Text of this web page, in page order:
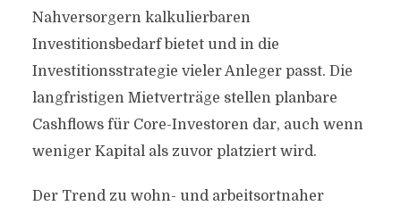
Nahversorgern kalkulierbaren
Investitionsbedarf bietet und in die
Investitionsstrategie vieler Anleger passt. Die
langfristigen Mietverträge stellen planbare
Cashflows für Core-Investoren dar, auch wenn
weniger Kapital als zuvor platziert wird.
Der Trend zu wohn- und arbeitsortnaher